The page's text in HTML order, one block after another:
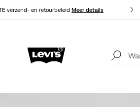
verzend- en retourbeleidMeer details
+ extra 10% korting*Meer details